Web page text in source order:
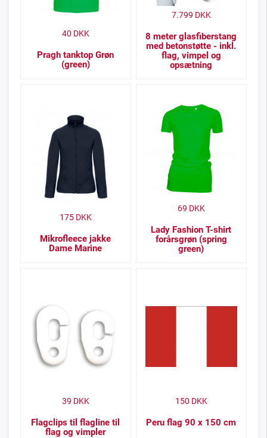
Pragh tanktop Grøn
(green)
40 DKK
8 meter glasfiberstang
med betonstøtte - inkl.
flag, vimpel og
opsætning
7.799 DKK
Mikrofleece jakke
Dame Marine
175DKK
Lady Fashion T-shirt
forårsgrøn (spring
green)
69 DKK
Flagclips til flagline til
flag og vimpler
39 DKK
Peru flag 90 x 150 cm
150 DKK